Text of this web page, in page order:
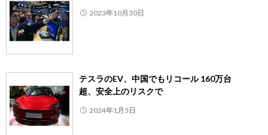
2023年10月30日
テスラのEV、中国でもリコール 160万台
超、安全上のリスクで
2024年1月5日